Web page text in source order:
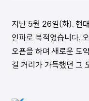
지난 5월 26일(화), 현
인파로 북적였습니다.
오픈을 하며 새로운 도
길 거리가 가득했던 그